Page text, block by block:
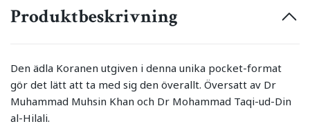
Produktbeskrivning
Den ädla Koranen utgiven i denna unika pocket-format
gör det lätt att ta med sig den överallt. Översatt av Dr
Muhammad Muhsin Khan och Dr Mohammad Taqi-ud-Din
al-Hilali.